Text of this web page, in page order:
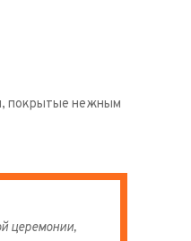
покрытые нежным
церемонии,